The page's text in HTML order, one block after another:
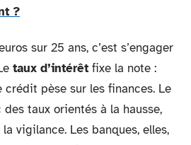
?
sur 25 ans, c’est s’engager
taux d’intérêt fixe la note :
pèse sur les finances. Le
taux orientés à la hausse,
vigilance. Les banques, elles,